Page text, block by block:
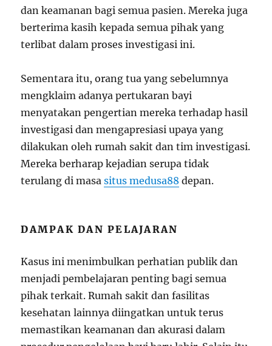
dan keamanan bagi semua pasien. Mereka juga
berterima kasih kepada semua pihak yang
terlibat dalam proses investigasi ini.
Sementara itu, orang tua yang sebelumnya
mengklaim adanya pertukaran bayi
menyatakan pengertian mereka terhadap hasil
investigasi dan mengapresiasi upaya yang
dilakukan oleh rumah sakit dan tim investigasi.
Mereka berharap kejadian serupa tidak
terulang di masasitus medusa88 depan.
DAMPAK DAN PELAJARAN
Kasus ini menimbulkan perhatian publik dan
menjadi pembelajaran penting bagi semua
pihak terkait. Rumah sakit dan fasilitas
kesehatan lainnya diingatkan untuk terus
memastikan keamanan dan akurasi dalam